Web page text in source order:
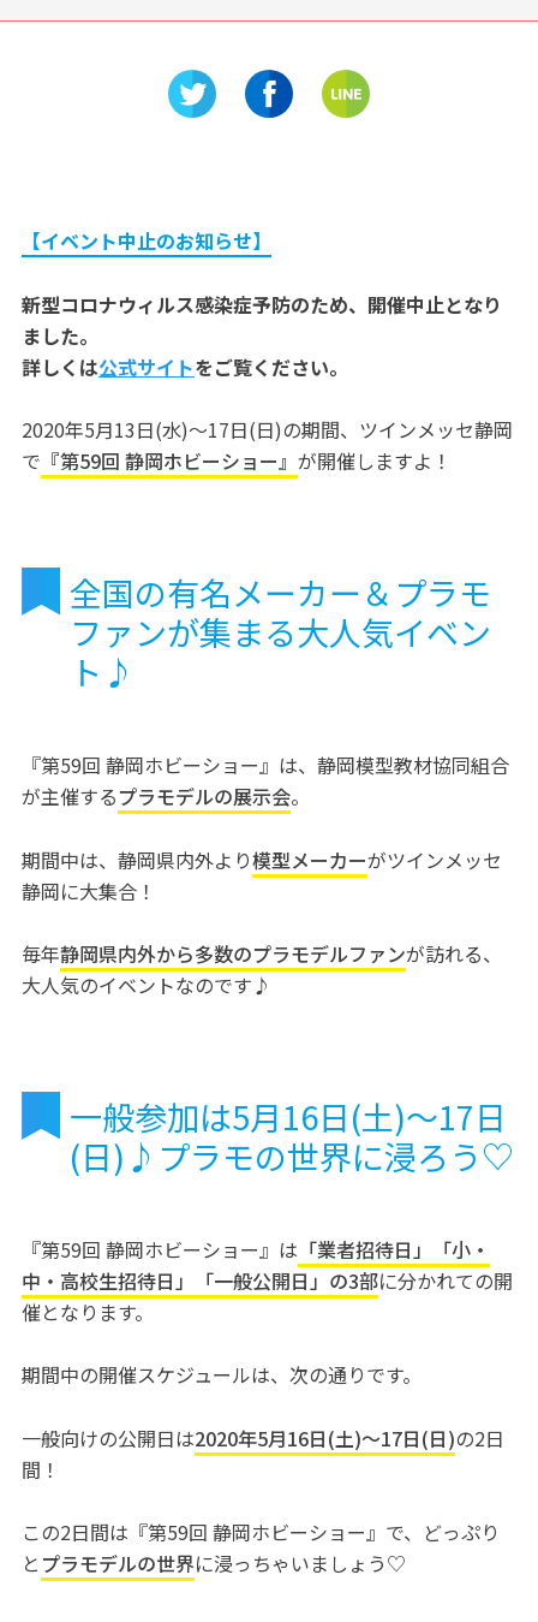
チ&イベ
オーラリングなど2021年注目
介！
名古屋
【イベント中止のお知らせ】
新型コロナウィルス感染症予防のため、開催中止となり
ました。
詳しくは公式サイトをご覧ください。
2020年5月13日(水)〜17日(日)の期間、ツインメッセ静岡
で 『第59回 静岡ホビーショー』 が開催しますよ！
全国の有名メーカー＆プラモ
ファンが集まる大人気イベン
ト♪
『第59回 静岡ホビーショー』は、静岡模型教材協同組合
が主催するプラモデルの展示会。
期間中は、静岡県内外より模型メーカーがツインメッセ
静岡に大集合！
毎年静岡県内外から多数のプラモデルファンが訪れる、
大人気のイベントなのです♪
一般参加は5月16日(土)〜17日
(日)♪プラモの世界に浸ろう♡
『第59回 静岡ホビーショー』は 「業者招待日」「小・
中・高校生招待日」「一般公開日」の3部に分かれての開
催となります。
期間中の開催スケジュールは、次の通りです。
一般向けの公開日は2020年5月16日(土)〜17日(日)の2日
間！
この2日間は『第59回 静岡ホビーショー』で、どっぷり
と プラモデルの世界に浸っちゃいましょう♡